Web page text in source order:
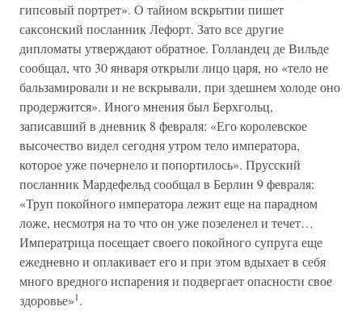
гипсовый портрет». О тайном вскрытии пишет
саксонский посланник Лефорт. Зато все другие
дипломаты утверждают обратное. Голландец де Вильде
сообщал, что 30 января открыли лицо царя, но «тело не
бальзамировали и не вскрывали, при здешнем холоде оно
продержится». Иного мнения был Берхгольц,
записавший в дневник 8 февраля: «Его королевское
высочество видел сегодня утром тело императора,
которое уже почернело и попортилось». Прусский
посланник Мардефельд сообщал в Берлин 9 февраля:
«Труп покойного императора лежит еще на парадном
ложе, несмотря на то что он уже позеленел и течет…
Императрица посещает своего покойного супруга еще
ежедневно и оплакивает его и при этом вдыхает в себя
много вредного испарения и подвергает опасности свое
здоровье»1.